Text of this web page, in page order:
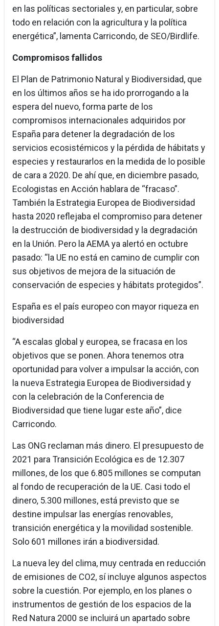
en las políticas sectoriales y, en particular, sobre
todo en relación con la agricultura y la política
energética”, lamenta Carricondo, de SEO/Birdlife.
Compromisos fallidos
El Plan de Patrimonio Natural y Biodiversidad, que
en los últimos años se ha ido prorrogando a la
espera del nuevo, forma parte de los
compromisos internacionales adquiridos por
España para detener la degradación de los
servicios ecosistémicos y la pérdida de hábitats y
especies y restaurarlos en la medida de lo posible
de cara a 2020. De ahí que, en diciembre pasado,
Ecologistas en Acción hablara de “fracaso”.
También la Estrategia Europea de Biodiversidad
hasta 2020 reflejaba el compromiso para detener
la destrucción de biodiversidad y la degradación
en la Unión. Pero la AEMA ya alertó en octubre
pasado: “la UE no está en camino de cumplir con
sus objetivos de mejora de la situación de
conservación de especies y hábitats protegidos”.
España es el país europeo con mayor riqueza en
biodiversidad
“A escalas global y europea, se fracasa en los
objetivos que se ponen. Ahora tenemos otra
oportunidad para volver a impulsar la acción, con
la nueva Estrategia Europea de Biodiversidad y
con la celebración de la Conferencia de
Biodiversidad que tiene lugar este año”, dice
Carricondo.
Las ONG reclaman más dinero. El presupuesto de
2021 para Transición Ecológica es de 12.307
millones, de los que 6.805 millones se computan
al fondo de recuperación de la UE. Casi todo el
dinero, 5.300 millones, está previsto que se
destine impulsar las energías renovables,
transición energética y la movilidad sostenible.
Solo 601 millones irán a biodiversidad.
La nueva ley del clima, muy centrada en reducción
de emisiones de CO2, sí incluye algunos aspectos
sobre la cuestión. Por ejemplo, en los planes o
instrumentos de gestión de los espacios de la
Red Natura 2000 se incluirá un apartado sobre